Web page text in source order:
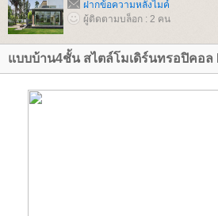
ฝากข้อความหลังไมค์
ผู้ติดตามบล็อก : 2 คน
บบบ้าน4ชั้น สไตล์โมเดิร์นทรอปิคอล